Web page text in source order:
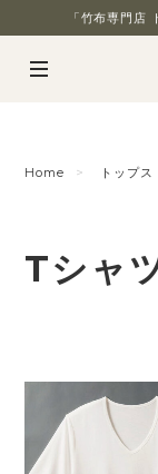
「竹布専門店
Home トップス
Tシャ